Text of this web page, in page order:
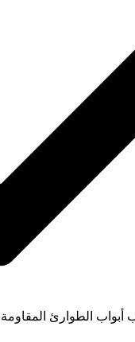
أبواب الطوارئ